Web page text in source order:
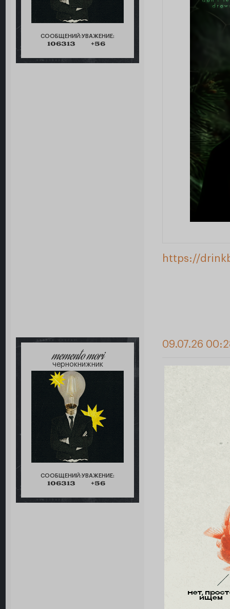
СООБЩЕНИЙ:
106313
УВАЖЕНИЕ:
+56
https://
memento mori
чернокнижник
СООБЩЕНИЙ:
106313
УВАЖЕНИЕ:
+56
09.07.26